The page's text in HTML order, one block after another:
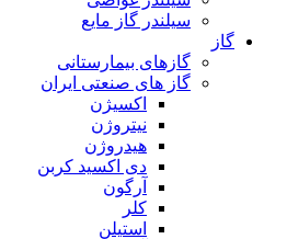
سیلندر گاز مایع
گاز
گازهای بیمارستانی
گاز های صنعتی ایران
اکسیژن
نیتروژن
هیدروژن
دی اکسید کربن
آرگون
کلر
استیلن